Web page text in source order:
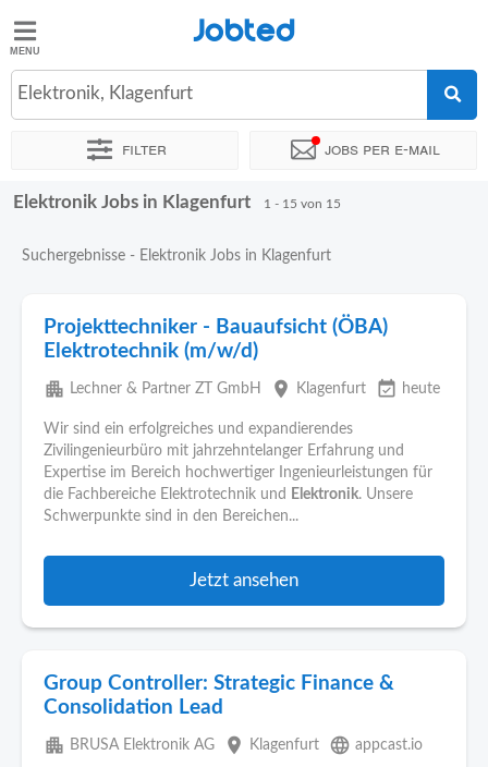
Jobted
Jobs
Jobted
Elektronik, Klagenfurt
Filter Jobs per e-mail
Sortieren nach Genauer Standort Unternehmen
Elektronik Jobs in Klagenfurt 1 - 15 von 15
Suchergebnisse - Elektronik Jobs in Klagenfurt
Projekttechniker - Bauaufsicht (ÖBA)
Elektrotechnik (m/w/d)
apartment Lechner & Partner ZT GmbH place Klagenfurt event_available heute
Wir sind ein erfolgreiches und expandierendes
Zivilingenieurbüro mit jahrzehntelanger Erfahrung und
Expertise im Bereich hochwertiger Ingenieurleistungen für
die Fachbereiche Elektrotechnik und
Elektronik. Unsere
Schwerpunkte sind in den Bereichen...
Jetzt ansehen
Group Controller: Strategic Finance &
Consolidation Lead
apartment BRUSA Elektronik AG place Klagenfurt language appcast.io